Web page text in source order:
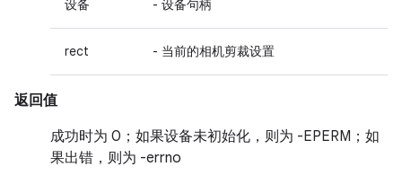
设备 - 设备句柄
rect - 当前的相机剪裁设置
返回值
成功时为 0；如果设备未初始化，则为 -EPERM；如
果出错，则为 -errno